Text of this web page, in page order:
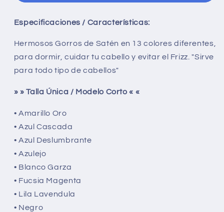
Satén
dormir
evitar
el
frizz
Corto
Satén
dormir
evitar
el
frizz
Corto
Especificaciones / Características:
Hermosos Gorros de Satén en 13 colores diferentes,
para dormir, cuidar tu cabello y evitar el Frizz. "Sirve
para todo tipo de cabellos"
» » Talla Única / Modelo Corto « «
• Amarillo Oro
• Azul Cascada
• Azul Deslumbrante
• Azulejo
• Blanco Garza
• Fucsia Magenta
• Lila Lavendula
• Negro